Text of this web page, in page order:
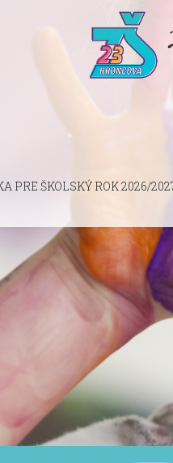
PRE ŠKOLSKÝ ROK 2026/